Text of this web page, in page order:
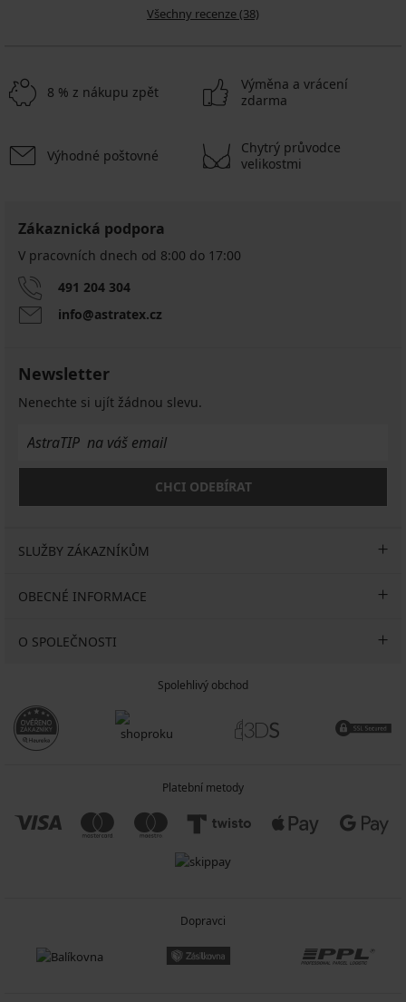
Všechny recenze (38)
8 % z nákupu zpět
Výměna a vrácení
zdarma
Výhodné poštovné
Chytrý průvodce
velikostmi
Zákaznická podpora
V pracovních dnech od 8:00 do 17:00
491 204 304
info@astratex.cz
Newsletter
Nenechte si ujít žádnou slevu.
CHCI ODEBÍRAT
SLUŽBY ZÁKAZNÍKŮM
OBECNÉ INFORMACE
O SPOLEČNOSTI
Spolehlivý obchod
Platební metody
Dopravci